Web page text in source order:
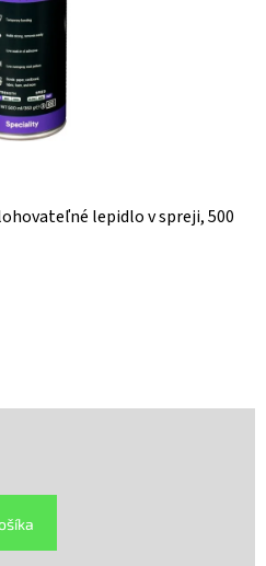
lepidlo v spreji, 500